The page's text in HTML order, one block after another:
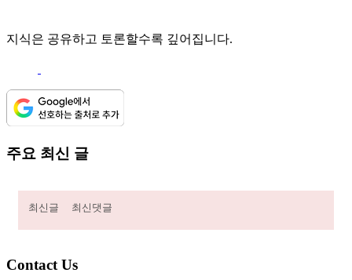
지식은 공유하고 토론할수록 깊어집니다.
주요 최신 글
최신글 최신댓글
Contact Us